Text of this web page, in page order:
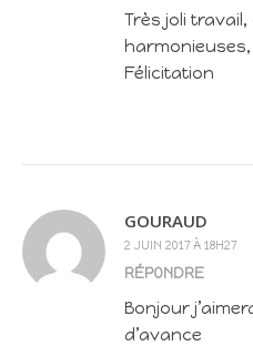
Très joli
Félicitation
GOURAUD
2 JUIN 2017 À 18H27
RÉPONDRE
Bonjour
d’avance